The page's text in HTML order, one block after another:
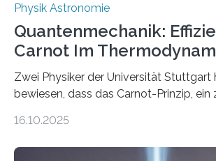
Physik Astronomie
Quantenmechanik:
Carnot Im
Zwei Physiker der Universität Stuttgart
bewiesen, dass das Carnot-Prinzip, ein
Größenordnung von Atomen gilt, deren
16.10.2025